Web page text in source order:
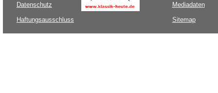
Datenschutz
Haftungsausschluss
Mediadaten
Sitemap